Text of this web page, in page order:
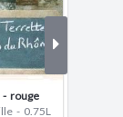
rouge
- 0.75L